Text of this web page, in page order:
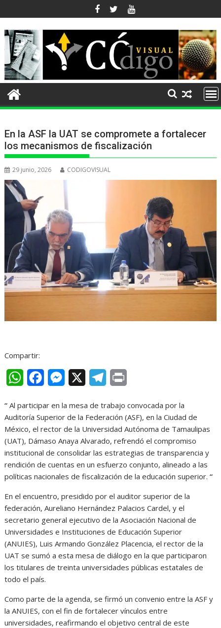
al
contenido
En la ASF la UAT se compromete a fortalecer
los mecanismos de fiscalización
29 junio, 2026 CODIGOVISUAL
Compartir:
W
a
t
s
A
p
p
c
e
b
o
o
k
M
s
s
e
n
g
e
r
l
e
g
r
a
m
i
n
t
“ Al participar en la mesa de trabajo convocada por la
Auditoría Superior de la Federación (ASF), en la Ciudad de
México, el rector de la Universidad Autónoma de Tamaulipas
(UAT), Dámaso Anaya Alvarado, refrendó el compromiso
institucional de consolidar las estrategias de transparencia y
rendición de cuentas en un esfuerzo conjunto, alineado a las
políticas nacionales de fiscalización de la educación superior.“
En el encuentro, presidido por el auditor superior de la
federación, Aureliano Hernández Palacios Cardel, y el
secretario general ejecutivo de la Asociación Nacional de
Universidades e Instituciones de Educación Superior
(ANUIES), Luis Armando González Placencia, el rector de la
UAT se sumó a esta mesa de diálogo en la que participaron
los titulares de treinta universidades públicas estatales de
todo el país.
Como parte de la agenda, se firmó un convenio entre la ASF y
la ANUIES, con el fin de fortalecer vínculos entre
universidades, reafirmando el objetivo central de este